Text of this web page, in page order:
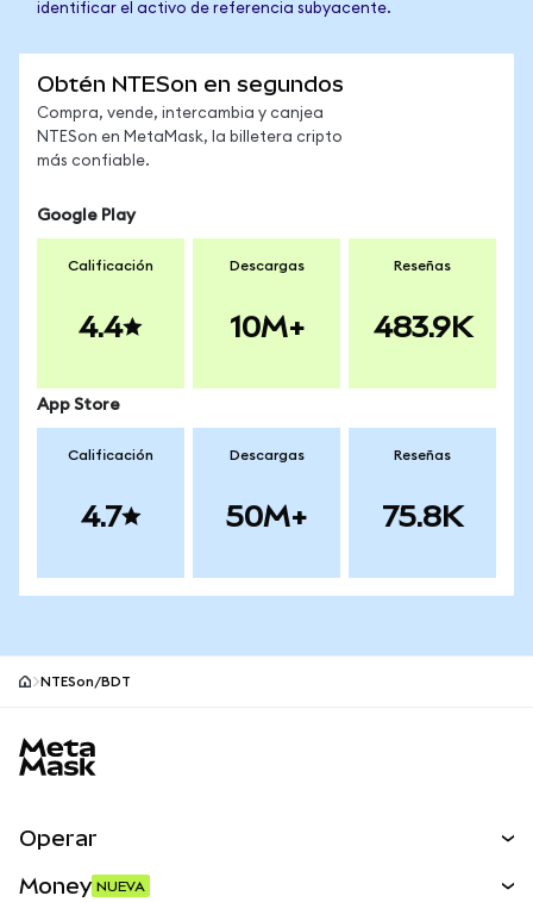
identificar el activo de referencia subyacente.
Obtén NTESon en segundos
Compra, vende, intercambia y canjea
NTESon en MetaMask, la billetera cripto
más confiable.
Google Play
Calificación
4.4
Descargas
10M+
Reseñas
483.9K
App Store
Calificación
4.7
Descargas
50M+
Reseñas
75.8K
NTESon/BDT
Operar
Money NUEVA